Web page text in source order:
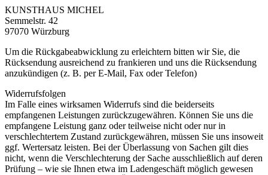
KUNSTHAUS MICHEL
Semmelstr. 42
97070 Würzburg
Um die Rückgabeabwicklung zu erleichtern bitten wir Sie, die
Rücksendung ausreichend zu frankieren und uns die Rücksendung
anzukündigen (z. B. per E-Mail, Fax oder Telefon)
Widerrufsfolgen
Im Falle eines wirksamen Widerrufs sind die beiderseits
empfangenen Leistungen zurückzugewähren. Können Sie uns die
empfangene Leistung ganz oder teilweise nicht oder nur in
verschlechtertem Zustand zurückgewähren, müssen Sie uns insoweit
ggf. Wertersatz leisten. Bei der Überlassung von Sachen gilt dies
nicht, wenn die Verschlechterung der Sache ausschließlich auf deren
Prüfung – wie sie Ihnen etwa im Ladengeschäft möglich gewesen